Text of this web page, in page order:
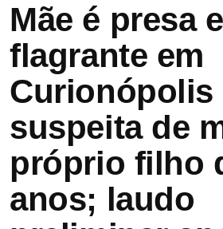
Mãe é presa
flagrante em
Curionópolis
suspeita de
próprio filho
anos; laudo